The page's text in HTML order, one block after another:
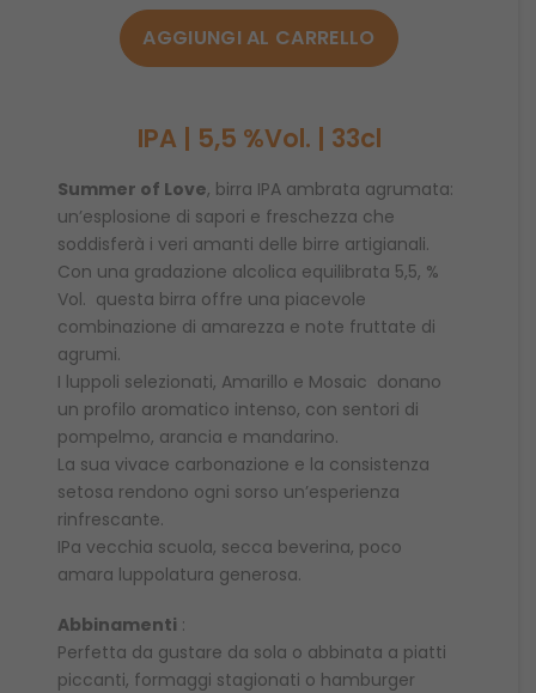
Love
quantità
AGGIUNGI AL CARRELLO
IPA | 5,5 %Vol. | 33cl
Summer of Love, birra IPA ambrata agrumata:
un’esplosione di sapori e freschezza che
soddisferà i veri amanti delle birre artigianali.
Con una gradazione alcolica equilibrata 5,5, %
Vol. questa birra offre una piacevole
combinazione di amarezza e note fruttate di
agrumi.
I luppoli selezionati, Amarillo e Mosaic donano
un profilo aromatico intenso, con sentori di
pompelmo, arancia e mandarino.
La sua vivace carbonazione e la consistenza
setosa rendono ogni sorso un’esperienza
rinfrescante.
IPa vecchia scuola, secca beverina, poco
amara luppolatura generosa.
Abbinamenti :
Perfetta da gustare da sola o abbinata a piatti
piccanti, formaggi stagionati o hamburger